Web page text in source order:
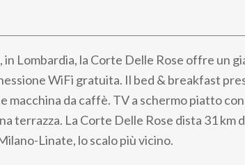
in Lombardia, la Corte Delle Rose offre un
WiFi gratuita. Il bed & breakfast
macchina da caffè. TV a schermo piatto
terrazza. La Corte Delle Rose dista 31 km
Linate, lo scalo più vicino.